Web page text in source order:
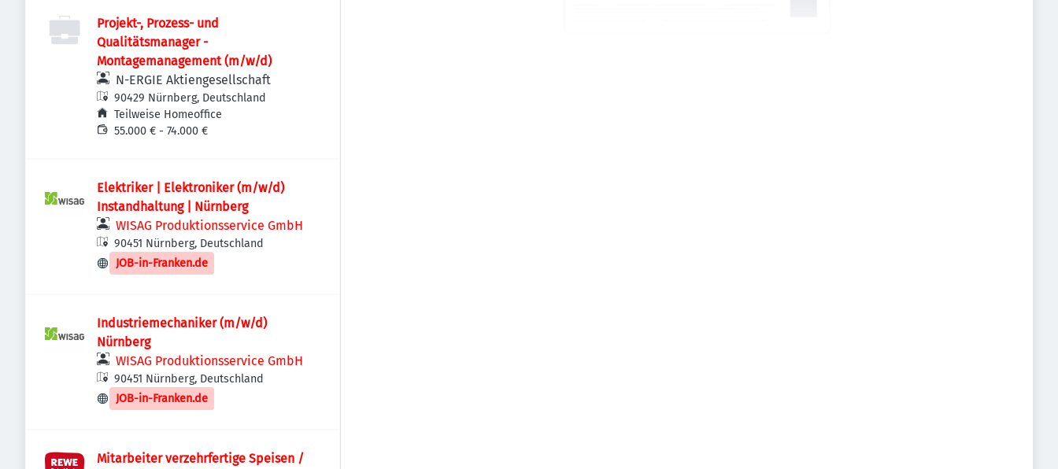
Projekt-, Prozess- und
Qualitätsmanager -
Montagemanagement (m/w/d)
N-ERGIE Aktiengesellschaft
90429 Nürnberg, Deutschland
Teilweise Homeoffice
55.000 € - 74.000 €
Elektriker | Elektroniker (m/w/d)
Instandhaltung | Nürnberg
WISAG Produktionsservice GmbH
90451 Nürnberg, Deutschland
JOB-in-Franken.de
Industriemechaniker (m/w/d)
Nürnberg
WISAG Produktionsservice GmbH
90451 Nürnberg, Deutschland
JOB-in-Franken.de
Mitarbeiter verzehrfertige Speisen /